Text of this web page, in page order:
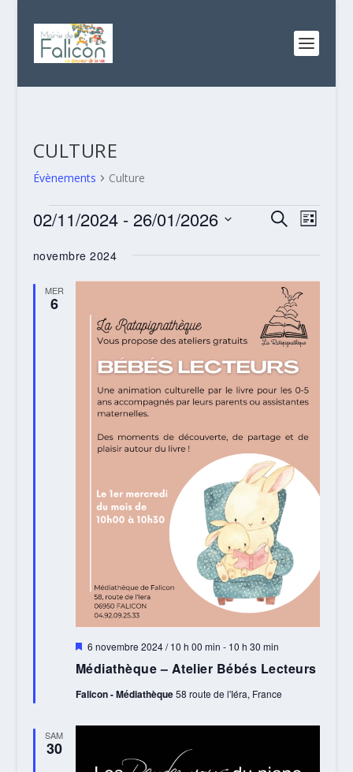
CULTURE
Évènements Culture
ÉVÈNEMENTS
DE
VUES
RECHERCHE
VUES
LISTE
02/11/2024 - 26/01/2026
une
novembre 2024
MER
6
Médiathèque – Atelier Bébés Lecteurs
Mis
avant
6 novembre 2024 / 10 h 00 min - 10 h 30 min
Falicon - Médiathèque58 route de l'Iéra, France
SAM
30